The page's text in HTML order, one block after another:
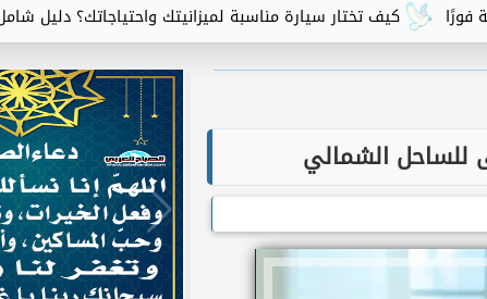
كيف تختار سيارة مناسبة لميزانيتك واحتياجاتك؟ دليل شامل
للساحل الشمالي